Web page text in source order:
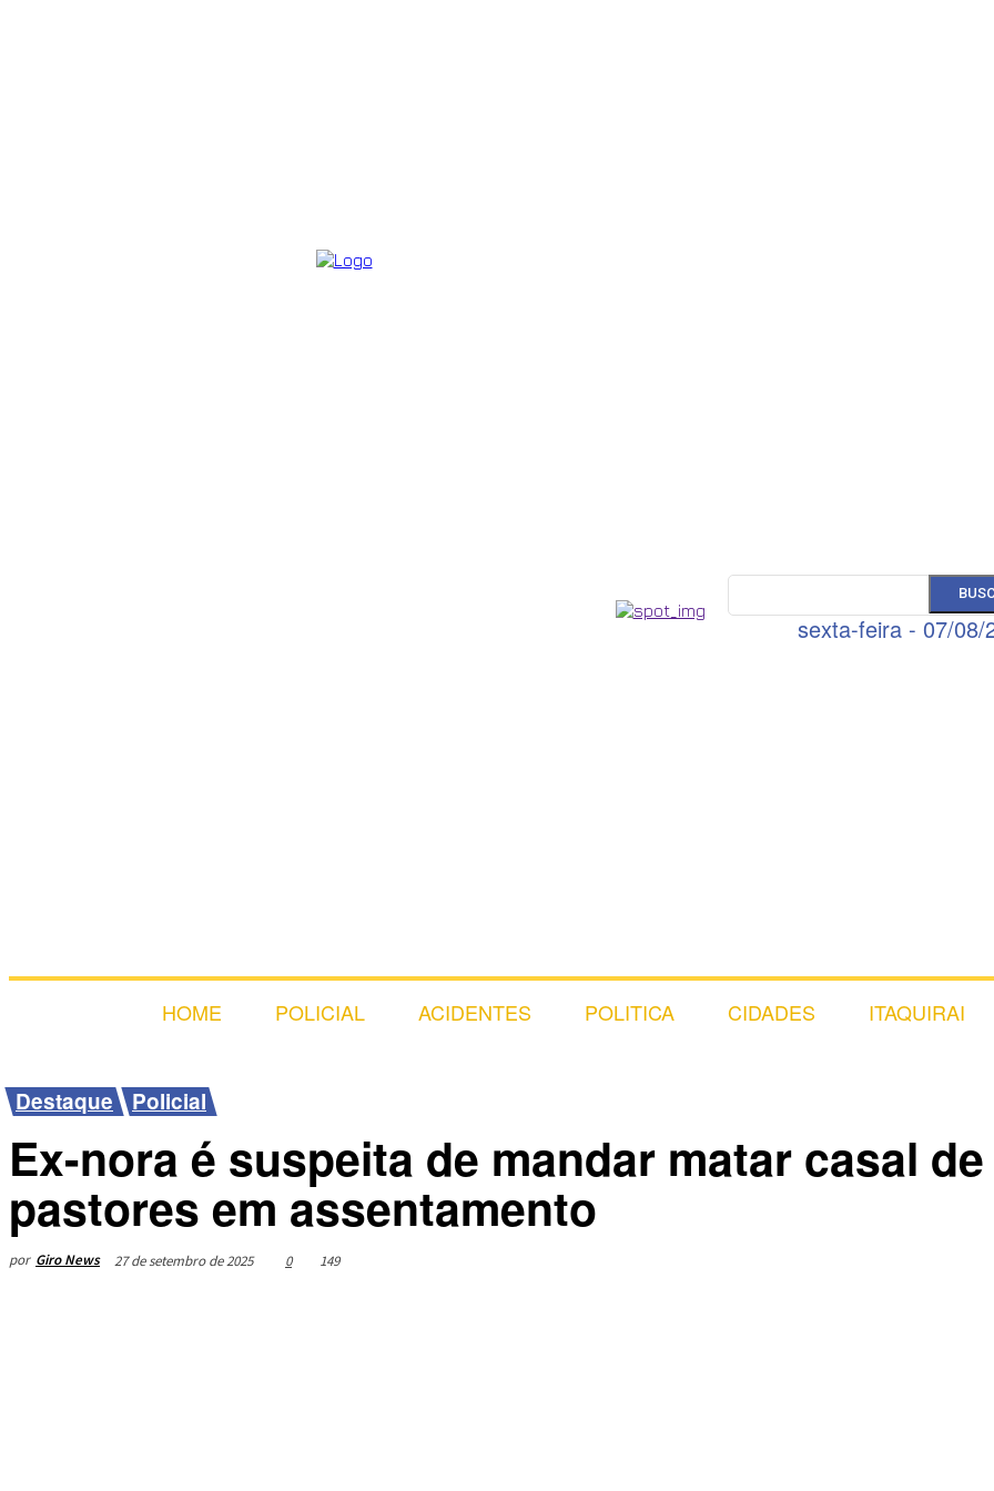
sexta-feira - 07/08/
HOME POLICIAL ACIDENTES POLITICA CIDADES ITAQUIRAI
Destaque Policial
Ex-nora é suspeita de mandar matar casal de
pastores em assentamento
por Giro News 27 de setembro de 2025 0 149